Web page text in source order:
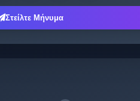
Στείλτε Μήνυμα